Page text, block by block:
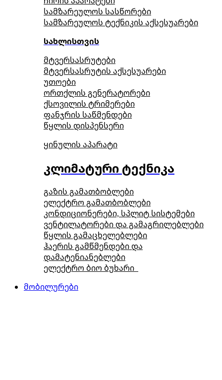
სამზარეულოს სასწორები
სამზარეულოს ტექნიკის აქსესუარები
სახლისთვის
მტვერსასრუტები
მტვერსასრუტის აქსესუარები
უთოები
ორთქლის გენერატორები
ქსოვილის ტრიმერები
ფანჯრის საწმენდები
წყლის დისპენსერი
ყინულის აპარატი
კლიმატური ტექნიკა
გაზის გამათბობლები
ელექტრო გამათბობლები
კონდიციონერები, სპლიტ სისტემები
ვენტილატორები და გამაგრილებლები
წყლის გამაცხელებლები
ჰაერის გამწმენდები და
დამატენიანებლები
ელექტრო ბიო ბუხარი
მობილურები